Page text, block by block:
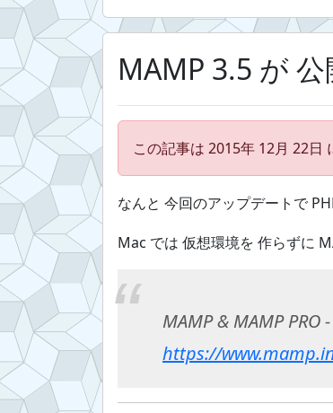
MAMP 3.5 が
この記事は 2015年 12月 22日
なんと 今回のアップデートで
Mac では 仮想環境を 作らずに
MAMP & MAMP PRO
https://